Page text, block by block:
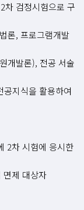
차 검정시험으로 구
론, 프로그램개발
개발론), 전공 서술
공지식을 활용하여
2차 시험에 응시한
면제 대상자